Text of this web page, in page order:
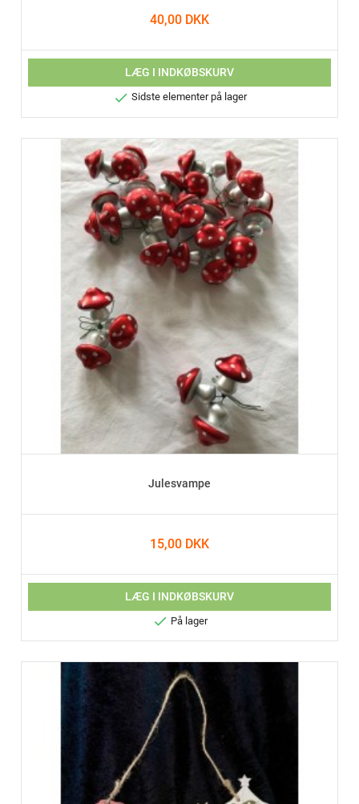
40,00 DKK
LÆG I INDKØBSKURV
 Sidste elementer på lager
Julesvampe
15,00 DKK
LÆG I INDKØBSKURV
 På lager